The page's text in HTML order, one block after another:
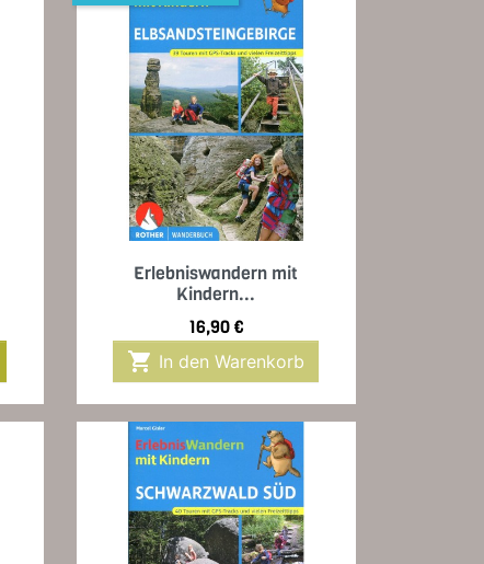
Vorschau
Erlebniswandern mit
Kindern...
Preis
16,90 €
 In den Warenkorb